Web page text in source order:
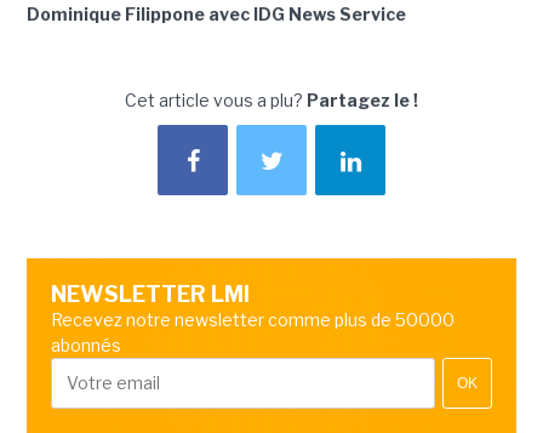
Dominique Filippone avec IDG News Service
Cet article vous a plu? Partagez le !
NEWSLETTER LMI
Recevez notre newsletter comme plus de 50000
abonnés
OK